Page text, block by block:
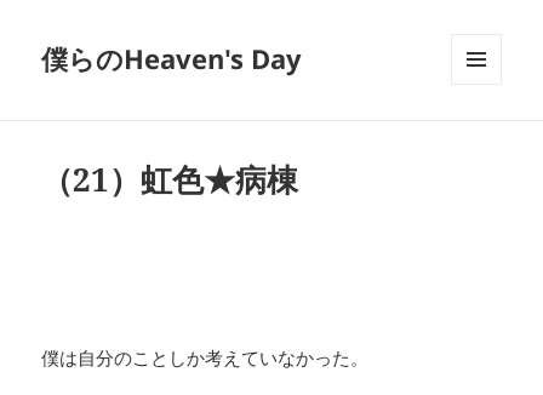
僕らのHeaven's Day
（21）虹色★病棟
僕は自分のことしか考えていなかった。